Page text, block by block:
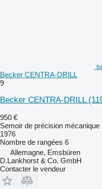
Becker CENTRA-DRILL
9
Becker CENTRA-DRILL
950 €
Semoir de précision mécanique
1976
Nombre de rangées 6
Allemagne, Emsbüren
D.Lankhorst & Co. GmbH
Contacter le vendeur